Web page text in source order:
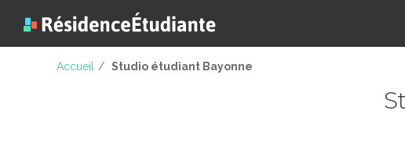
Accueil / Studio étudiant Bayonne